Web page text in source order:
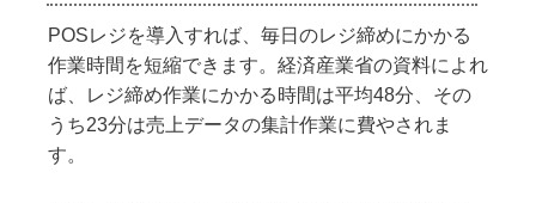
POSレジを導入すれば、毎日のレジ締めにかかる
作業時間を短縮できます。経済産業省の資料によれ
ば、レジ締め作業にかかる時間は平均48分、その
うち23分は売上データの集計作業に費やされま
す。